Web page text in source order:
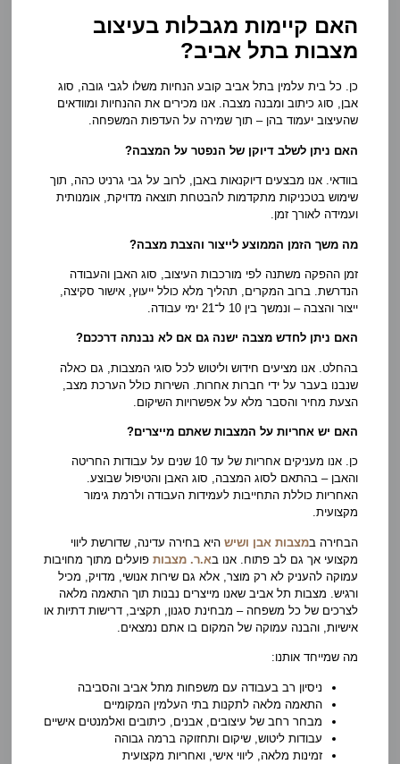
האם קיימות מגבלות בעיצוב
מצבות בתל אביב?
כן. כל בית עלמין בתל אביב קובע הנחיות משלו לגבי גובה, סוג
אבן, סוג כיתוב ומבנה מצבה. אנו מכירים את ההנחיות ומוודאים
שהעיצוב יעמוד בהן – תוך שמירה על העדפות המשפחה.
האם ניתן לשלב דיוקן של הנפטר על המצבה?
בוודאי. אנו מבצעים דיוקנאות באבן, לרוב על גבי גרניט כהה, תוך
שימוש בטכניקות מתקדמות להבטחת תוצאה מדויקת, אומנותית
ועמידה לאורך זמן.
מה משך הזמן הממוצע לייצור והצבת מצבה?
זמן ההפקה משתנה לפי מורכבות העיצוב, סוג האבן והעבודה
הנדרשת. ברוב המקרים, תהליך מלא כולל ייעוץ, אישור סקיצה,
ייצור והצבה – ונמשך בין 10 ל־21 ימי עבודה.
האם ניתן לחדש מצבה ישנה גם אם לא נבנתה דרככם?
בהחלט. אנו מציעים חידוש וליטוש לכל סוגי המצבות, גם כאלה
שנבנו בעבר על ידי חברות אחרות. השירות כולל הערכת מצב,
הצעת מחיר והסבר מלא על אפשרויות השיקום.
האם יש אחריות על המצבות שאתם מייצרים?
כן. אנו מעניקים אחריות של עד 10 שנים על עבודות החריטה
והאבן – בהתאם לסוג המצבה, סוג האבן והטיפול שבוצע.
האחריות כוללת התחייבות לעמידות העבודה ולרמת גימור
מקצועית.
הבחירה במצבות אבן ושיש היא בחירה עדינה, שדורשת ליווי
מקצועי אך גם לב פתוח. אנו בא.ר. מצבות פועלים מתוך מחויבות
עמוקה להעניק לא רק מוצר, אלא גם שירות אנושי, מדויק, מכיל
ורגיש. מצבות תל אביב שאנו מייצרים נבנות תוך התאמה מלאה
לצרכים של כל משפחה – מבחינת סגנון, תקציב, דרישות דתיות או
אישיות, והבנה עמוקה של המקום בו אתם נמצאים.
מה שמייחד אותנו:
ניסיון רב בעבודה עם משפחות מתל אביב והסביבה
התאמה מלאה לתקנות בתי העלמין המקומיים
מבחר רחב של עיצובים, אבנים, כיתובים ואלמנטים אישיים
עבודות ליטוש, שיקום ותחזוקה ברמה גבוהה
זמינות מלאה, ליווי אישי, ואחריות מקצועית